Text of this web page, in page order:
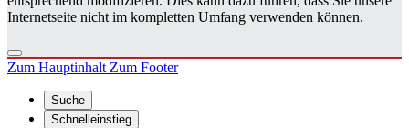
Internetseite nicht im kompletten Umfang verwenden können.
Zum HauptinhaltZum Footer
Suche
Schnelleinstieg